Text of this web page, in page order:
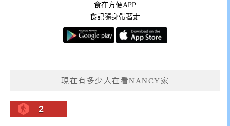
食在方便APP
食記隨身帶著走
現在有多少人在看NANCY家
2